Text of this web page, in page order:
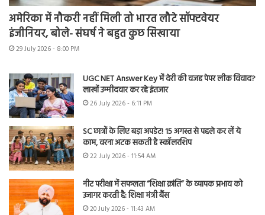
अमेरिका में नौकरी नहीं मिली तो भारत लौटे सॉफ्टवेयर
इंजीनियर, बोले- संघर्ष ने बहुत कुछ सिखाया
29 July 2026 - 8:00 PM
UGC NET Answer Key में देरी की वजह पेपर लीक विवाद?
लाखों उम्मीदवार कर रहे इंतजार
26 July 2026 - 6:11 PM
SC छात्रों के लिए बड़ा अपडेट! 15 अगस्त से पहले कर लें ये
काम, वरना अटक सकती है स्कॉलरशिप
22 July 2026 - 11:54 AM
नीट परीक्षा में सफलता “शिक्षा क्रांति” के व्यापक प्रभाव को
उजागर करती है: शिक्षा मंत्री बैंस
20 July 2026 - 11:43 AM